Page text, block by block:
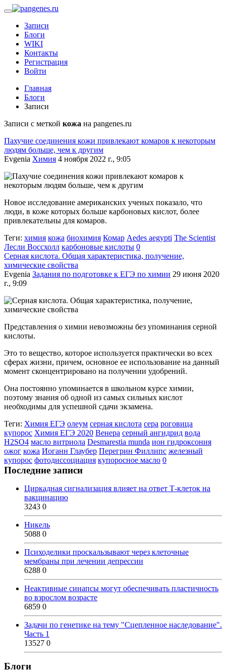
Записи
Блоги
WIKI
Контакты
Регистрация
Войти
Главная
Блоги
Записи
Записи с меткой кожа на pangenes.ru
Пахучие соединения кожи привлекают комаров к некоторым
людям больше, чем к другим
Evgenia Химия 4 ноября 2022 г., 9:05
Новое исследование американских ученых показало, что
люди, в коже которых больше карбоновых кислот, более
привлекательны для комаров.
Теги: химия кожа биохимия Комар Aedes aegypti The Scientist
Лесли Воссхолл карбоновые кислоты 0
Серная кислота. Общая характеристика, получение,
химические свойства
Evgenia Задания по подготовке к ЕГЭ по химии 29 июня 2020
г., 9:09
Представления о химии невозможны без упоминания серной
кислоты.
Это то вещество, которое используется практически во всех
сферах жизни, причем, основное ее использование на данный
момент сконцентрировано на получении удобрений.
Она постоянно упоминается в школьном курсе химии,
поэтому знания об одной из самых сильных кислот
необходимы для успешной сдачи экзамена.
Теги: Химия ЕГЭ олеум серная кислота сера роговица
купорос Химия ЕГЭ 2020 Венера серный ангидрид вода
H2SO4 масло витриола Desmarestia munda ион гидроксония
ожог кожа Иоганн Глаубер Перегрин Филлипс железный
купорос фотодиссоциация купоросное масло 0
Последние записи
Циркадная сигнализация влияет на ответ Т-клеток на
вакцинацию
3243 0
Никель
5088 0
Психоделики проскальзывают через клеточные
мембраны при лечении депрессии
6288 0
Неактивные синапсы могут обеспечивать пластичность
во взрослом возрасте
6859 0
Задачи по генетике на тему "Сцепленное наследование".
Часть 1
13527 0
Блоги